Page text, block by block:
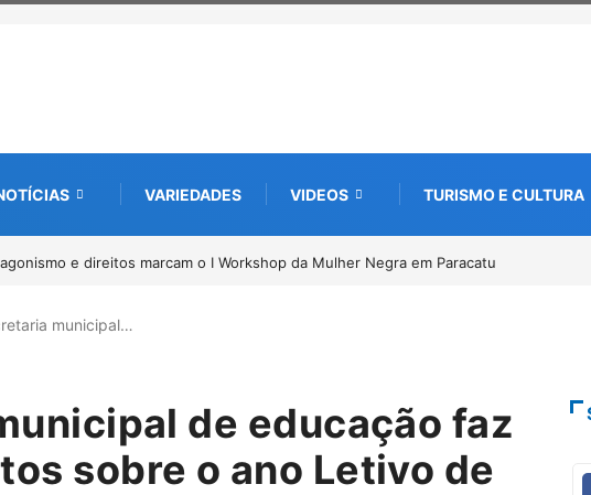
VARIEDADES VIDEOS TURISMO E CULTURA
inicia recebimento de documentos para solicitação do benefício do PSA
municipal…
de educação faz
sobre o ano Letivo de